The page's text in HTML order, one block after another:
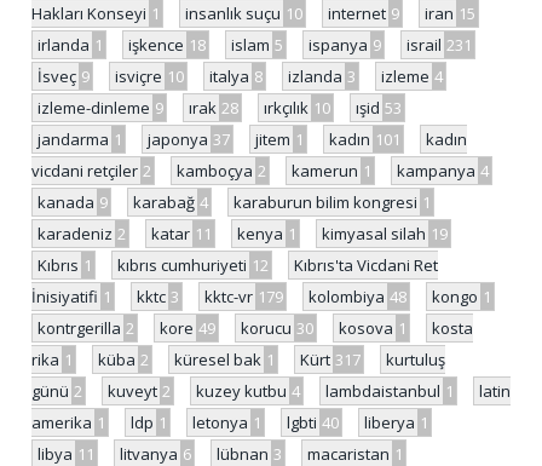
Hakları Konseyi 1 insanlık suçu 10 internet 9 iran 15
irlanda 1 işkence 18 islam 5 ispanya 9 israil 231
İsveç 9 isviçre 10 italya 8 izlanda 3 izleme 4
izleme-dinleme 9 ırak 28 ırkçılık 10 ışid 53
jandarma 1 japonya 37 jitem 1 kadın 101
kadın
vicdani retçiler 2 kamboçya 2 kamerun 1 kampanya 4
kanada 9 karabağ 4 karaburun bilim kongresi 1
karadeniz 2 katar 11 kenya 1 kimyasal silah 19
Kıbrıs 1 kıbrıs cumhuriyeti 12
Kıbrıs'ta Vicdani Ret
İnisiyatifi 1 kktc 3 kktc-vr 179 kolombiya 48 kongo 1
kontrgerilla 2 kore 49 korucu 30 kosova 1
kosta
rika 1 küba 2 küresel bak 1 Kürt 317
kurtuluş
günü 2 kuveyt 2 kuzey kutbu 4 lambdaistanbul 1
latin
amerika 1 ldp 1 letonya 1 lgbti 40 liberya 1
libya 11 litvanya 6 lübnan 3 macaristan 1